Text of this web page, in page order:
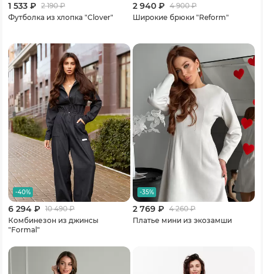
1 533 ₽ 2 190₽
Футболка из хлопка "Clover"
2 940 ₽ 4 900₽
Широкие брюки "Reform"
-40%
6 294 ₽ 10 490₽
Комбинезон из джинсы
"Formal"
-35%
2 769 ₽ 4 260₽
Платье мини из экозамши